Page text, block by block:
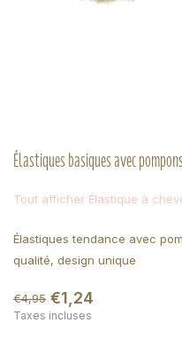
Élastiques basiques avec
Tout afficher Élastique à
Élastiques tendance avec
qualité, design unique
€4,95 €1,24
Taxes incluses